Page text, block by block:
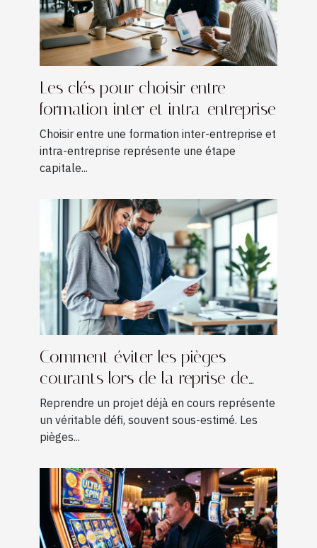
Les clés pour choisir entre
formation inter et intra-entreprise
Choisir entre une formation inter-entreprise et
intra-entreprise représente une étape
capitale...
Comment éviter les pièges
courants lors de la reprise de
projets existants ?
Reprendre un projet déjà en cours représente
un véritable défi, souvent sous-estimé. Les
pièges...